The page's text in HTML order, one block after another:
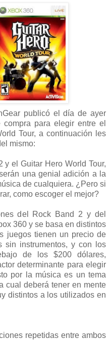
publicó el día de ayer
para elegir entre el
Tour, a continuación les
mismo:
el Guitar Hero World Tour,
una genial adición a la
de cualquiera. ¿Pero si
como escoger el mejor?
del Rock Band 2 y del
360 y se basa en distintos
juegos tienen un precio de
sin instrumentos, y con los
de los $200 dólares,
determinante para elegir
por la música es un tema
cual deberá tener en mente
distintos a los utilizados en
repetidas entre ambos